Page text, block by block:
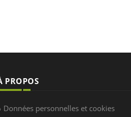
PROPOS
Données personnelles et cookies